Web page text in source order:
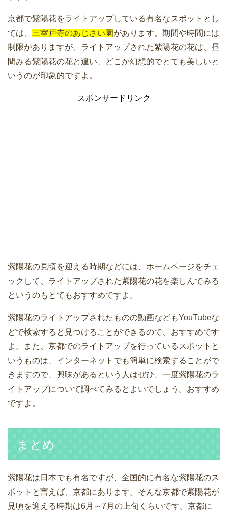
京都で紫陽花をライトアップしている有名なスポットとし
ては、 三室戸寺のあじさい園 があります。期間や時間には
制限がありますが、ライトアップされた紫陽花の花は、昼
間みる紫陽花の花と違い、どこか幻想的でとても美しいと
いうのが印象的ですよ。
スポンサードリンク
紫陽花の見頃を迎える時期などには、ホームページをチェ
ックして、ライトアップされた紫陽花の花を楽しんでみる
というのもとてもおすすめですよ。
紫陽花のライトアップされたものの動画などもYouTubeな
どで検索すると見つけることができるので、おすすめです
よ。また、京都でのライトアップを行っているスポットと
いうものは、インターネットでも簡単に検索することがで
きますので、興味があるという人はぜひ、一度紫陽花のラ
イトアップについて調べてみるとよいでしょう。おすすめ
ですよ。
まとめ
紫陽花は日本でも有名ですが、全国的に有名な紫陽花のス
ポットと言えば、京都にあります。そんな京都で紫陽花が
見頃を迎える時期は6月～7月の上旬くらいです。京都に